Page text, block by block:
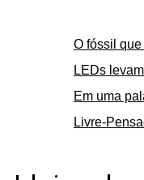
O fóssil
LEDs
Em uma
Livre-